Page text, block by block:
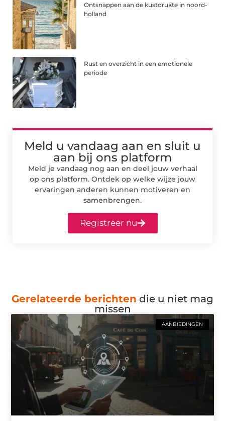
Ontsnappen aan de kustdrukte in noord-
holland
Rust en overzicht in een emotionele
periode
Meld u vandaag aan en sluit u
aan bij ons platform
Meld je vandaag nog aan en deel jouw verhaal
op ons platform. Ontdek op welke wijze jouw
ervaringen anderen kunnen motiveren en
samenbrengen.
Registreer nu
Gerelateerde berichten die u niet mag
missen
AANBIEDINGEN